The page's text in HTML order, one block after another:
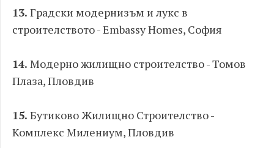
13. Градски модернизъм и лукс в
строителството - Embassy Homes, София
14. Модерно жилищно строителство - Томов
Плаза, Пловдив
15. Бутиково Жилищно Строителство -
Комплекс Милениум, Пловдив